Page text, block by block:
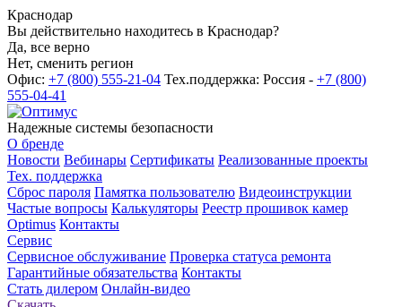
Краснодар
Вы действительно находитесь в Краснодар?
Да, все верно
Нет, сменить регион
Офис: +7 (800) 555-21-04 Тех.поддержка: Россия - +7 (800)
555-04-41
Надежные системы безопасности
О бренде
Новости Вебинары Сертификаты Реализованные проекты
Тех. поддержка
Сброс пароля Памятка пользователю Видеоинструкции
Частые вопросы Калькуляторы Реестр прошивок камер
Optimus Контакты
Сервис
Сервисное обслуживание Проверка статуса ремонта
Гарантийные обязательства Контакты
Стать дилером Онлайн-видео